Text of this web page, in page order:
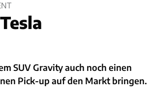
SUV Gravity auch noch einen
Pick-up auf den Markt bringen.